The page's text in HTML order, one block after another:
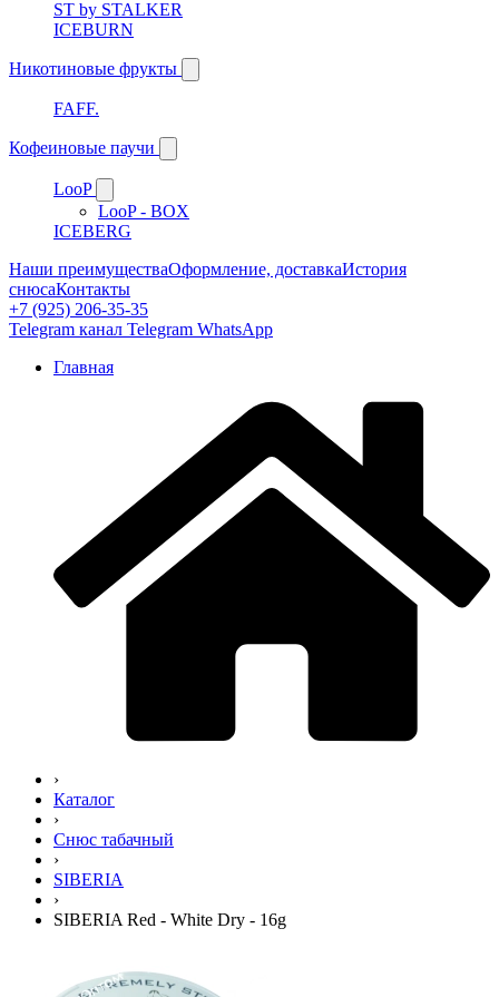
ST by STALKER
ICEBURN
Никотиновые фрукты
FAFF.
Кофеиновые паучи
LooP
LooP - BOX
ICEBERG
Наши преимуществаОформление, доставкаИстория
снюсаКонтакты
+7 (925) 206-35-35
Telegram канал Telegram WhatsApp
Главная
›
Каталог
›
Снюс табачный
›
SIBERIA
›
SIBERIA Red - White Dry - 16g